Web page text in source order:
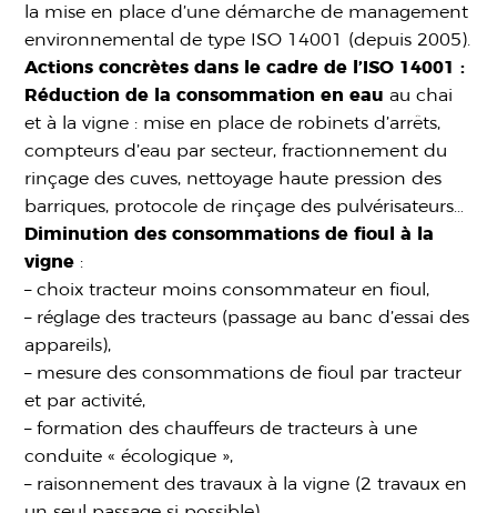
la mise en place d’une démarche de management
environnemental de type ISO 14001 (depuis 2005).
Actions concrètes dans le cadre de l’ISO 14001 :
Réduction de la consommation en eauau chai
et à la vigne : mise en place de robinets d’arrêts,
compteurs d’eau par secteur, fractionnement du
rinçage des cuves, nettoyage haute pression des
barriques, protocole de rinçage des pulvérisateurs…
Diminution des consommations de fioul à la
vigne :
– choix tracteur moins consommateur en fioul,
– réglage des tracteurs (passage au banc d’essai des
appareils),
– mesure des consommations de fioul par tracteur
et par activité,
– formation des chauffeurs de tracteurs à une
conduite « écologique »,
– raisonnement des travaux à la vigne (2 travaux en